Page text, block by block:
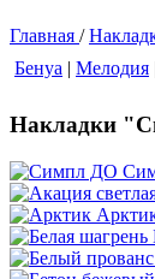
Главная /
Бенуа | Мелодия
Накладки